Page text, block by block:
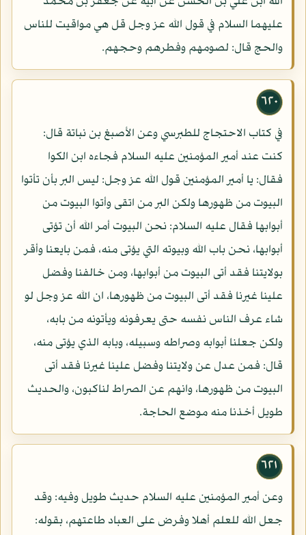
عليهما السلام في قول الله عز وجل قل هي مواقيت للناس
والحج قال: لصومهم وفطرهم وحجهم.
٦٢٠
في كتاب الاحتجاج للطبرسي وعن الأصبغ بن نباتة قال:
كنت عند أمير المؤمنين عليه السلام فجاءه ابن الكوا
فقال: يا أمير المؤمنين قول الله عز وجل: ليس البر بأن تأتوا
البيوت من ظهورها ولكن البر من اتقى وأتوا البيوت من
أبوابها فقال عليه السلام: نحن البيوت أمر الله أن تؤتى
أبوابها، نحن باب الله وبيوته التي يؤتى منه، فمن بايعنا وأقر
بولايتنا فقد أتى البيوت من أبوابها، ومن خالفنا وفضل
علينا غيرنا فقد أتى البيوت من ظهورها، ان الله عز وجل لو
شاء عرف الناس نفسه حتى يعرفونه ويأتونه من بابه،
ولكن جعلنا أبوابه وصراطه وسبيله، وبابه الذي يؤتى منه،
قال: فمن عدل عن ولايتنا وفضل علينا غيرنا فقد أتى
البيوت من ظهورها، وانهم عن الصراط لناكبون، والحديث
طويل أخذنا منه موضع الحاجة.
٦٢١
وعن أمير المؤمنين عليه السلام حديث طويل وفيه: وقد
جعل الله للعلم أهلا وفرض على العباد طاعتهم، بقوله: